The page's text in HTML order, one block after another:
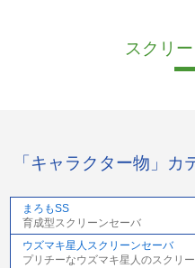
スクリ
「キャラクター物」
まろもSS
育成型スクリーンセーバ
ウズマキ星人スクリーンセーバ
プリチーなウズマキ星人のスクリ